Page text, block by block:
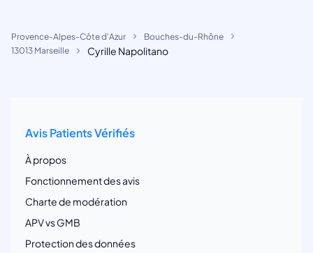
Provence-Alpes-Côte d'Azur
Bouches-du-Rhône
13013 Marseille
Cyrille Napolitano
Avis Patients Vérifiés
À propos
Fonctionnement des avis
Charte de modération
APV vs GMB
Protection des données